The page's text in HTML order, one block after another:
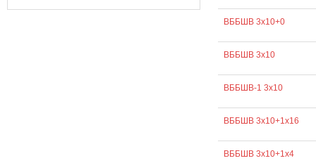
ВББШВ 3х10+0
ВББШВ 3х10
ВББШВ-1 3х10
ВББШВ 3х10+1х16
ВББШВ 3х10+1х4